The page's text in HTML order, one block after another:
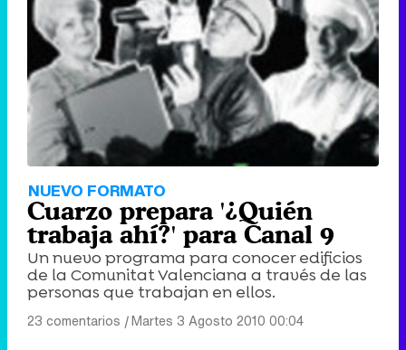
NUEVO FORMATO
Cuarzo prepara '¿Quién
trabaja ahí?' para Canal 9
Un nuevo programa para conocer edificios
de la Comunitat Valenciana a través de las
personas que trabajan en ellos.
23 comentarios |Martes 3 Agosto 2010 00:04